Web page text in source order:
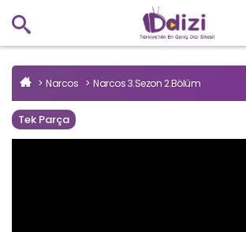
Narcos Narcos 3.Sezon 2.Bölüm
Tek Parça